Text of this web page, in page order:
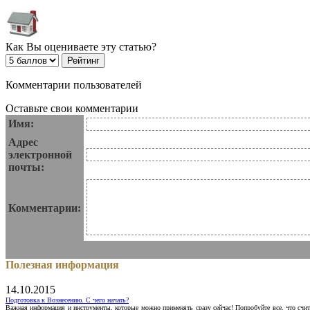
Как Вы оцениваете эту статью?
Комментарии пользователей
Оставьте свои комментарии
Имя:
Адрес
электронной
почты:
Комментарии:
Полезная информация
14.10.2015
Подготовка к Вознесению. С чего начать?
Важная информация и инструменты, которые можно применять сразу сейчас! Попробуйте все, что